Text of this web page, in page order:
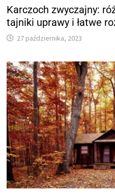
Karczoch zwyczajny:
tajniki uprawy i łatwe
27 października, 2023